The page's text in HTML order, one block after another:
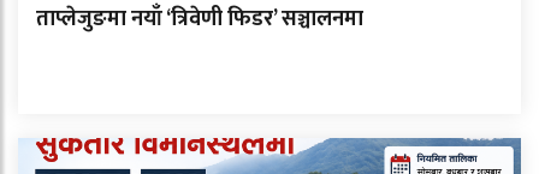
ताप्लेजुङमा नयाँ ‘त्रिवेणी फिडर’ सञ्चालनमा